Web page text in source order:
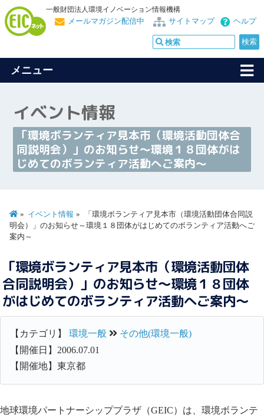
一般財団法人環境イノベーション情報機構
ヘルプ
サイトマップ
メールマガジン配信中
メニュー
イベント情報
「環境ボランティア見本市（環境活動団体合
同説明会）」のお知らせ～環境１８団体がは
じめてのボランティア活動へご案内～
イベント情報
「環境ボランティア見本市（環境活動団体合同説
明会）」のお知らせ～環境１８団体がはじめてのボランティア活動へご
案内～
「環境ボランティア見本市（環境活動団体
合同説明会）」のお知らせ～環境１８団体
がはじめてのボランティア活動へご案内～
【カテゴリ】 環境一般
その他(環境一般)
【開催日】2006.07.01
【開催地】東京都
地球環境パートナーシッププラザ（GEIC）は、環境ボランテ